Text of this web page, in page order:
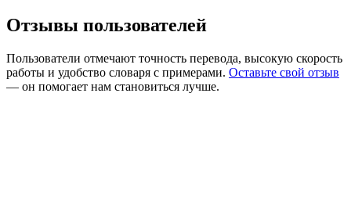
Отзывы пользователей
Пользователи отмечают точность перевода, высокую скорость
работы и удобство словаря с примерами. Оставьте свой отзыв
— он помогает нам становиться лучше.